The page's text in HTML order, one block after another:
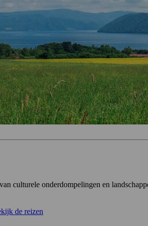
culturele onderdompelingen en
de reizen